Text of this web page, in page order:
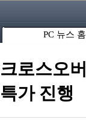
PC 뉴스 홈
크로스오
특가 진행